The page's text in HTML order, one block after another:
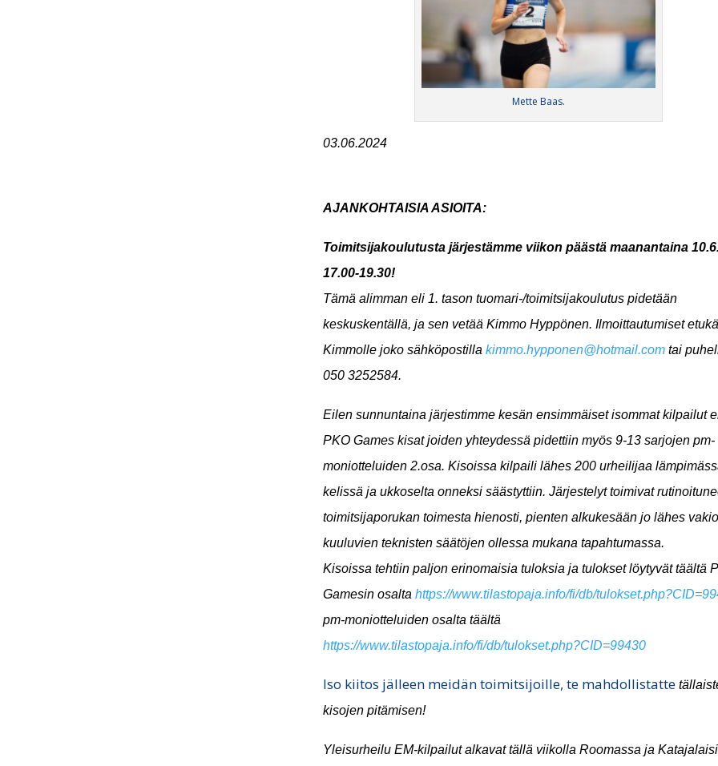
Mette Baas.
03.06.2024
AJANKOHTAISIA ASIOITA:
Toimitsijakoulutusta järjestämme viikon päästä maanantaina
17.00-19.30!
Tämä alimman eli 1. tason tuomari-/toimitsijakoulutus pidetään
keskuskentällä, ja sen vetää Kimmo Hyppönen. Ilmoittautumiset
Kimmolle joko sähköpostillakimmo.hypponen@hotmail.com tai
050 3252584.
Eilen sunnuntaina järjestimme kesän ensimmäiset isommat kilpailut
PKO Games kisat joiden yhteydessä pidettiin myös 9-13 sarjojen pm-
moniotteluiden 2.osa.Kisoissa kilpaili lähes 200 urheilijaa
kelissä ja ukkoseltaonneksi säästyttiin. Järjestelyt toimivat
toimitsijaporukan toimesta hienosti, pienten alkukesään jo lähes
kuuluvien teknisten säätöjenollessa mukana tapahtumassa.
Kisoissa tehtiin paljon erinomaisia tuloksia ja tulokset löytyvät täältä
Gamesin osaltahttps://www.tilastopaja.info/fi/db/
pm-moniotteluiden osalta täältä
https://www.tilastopaja.info/fi/db/tulokset.php?CID=99430
Iso kiitos jälleen meidän toimitsijoille, te mahdollistatte
kisojen pitämisen!
Yleisurheilu EM-kilpailut alkavat tällä viikolla Roomassa ja